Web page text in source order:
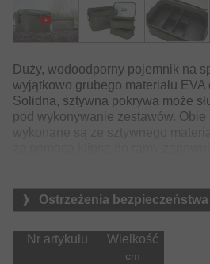
Duży, wodoodporny pojemnik na
wyjątkowo grubego materiału EVA
Solidna, sztywna pokrywa może
pod wykonywanie zestawów.
wykonane są ze sztywnego
za pomocą klipsa do ramy
przechowywać sygnalizatory brań
Torba:
Ostrzeżenia bezpieczeństwa
Nr artykułu Wielkość
cm